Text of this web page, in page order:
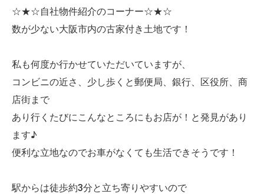
☆★☆自社物件紹介のコーナー☆★☆
数が少ない大阪市内の古家付き土地です！
私も何度か行かせていただいていますが、
コンビニの近さ、少し歩くと郵便局、銀行、区役所、商
店街まで
あり行くたびにこんなところにもお店が！と発見があり
ます♪
便利な立地なのでお車がなくても生活できそうです！
駅からは徒歩約3分と立ち寄りやすいので